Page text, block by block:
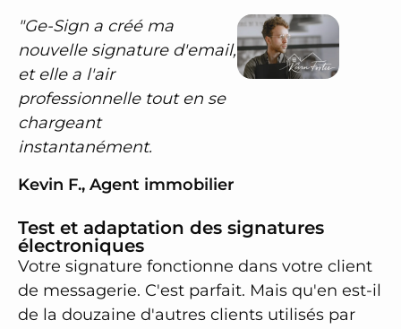
"Ge-Sign a créé ma
nouvelle signature d'email,
et elle a l'air
professionnelle tout en se
chargeant
instantanément.
Kevin F., Agent immobilier
Test et adaptation des signatures
électroniques
Votre signature fonctionne dans votre client
de messagerie. C'est parfait. Mais qu'en est-il
de la douzaine d'autres clients utilisés par